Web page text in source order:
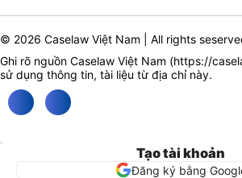
© 2026 Caselaw Việt Nam | All rights
Ghi rõ nguồn Caselaw Việt Nam (https://
sử dụng thông tin, tài liệu từ địa chỉ này.
Tạo tài khoản
Đăng ký bằng